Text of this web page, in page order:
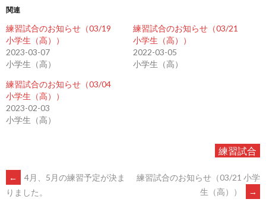
有
(新
し
い
ウ
ィ
ド
ウ
で
開
き
ま
リ
ッ
ク
さ
い
(新
き
ま
関連
練習試合のお知らせ（03/19
小学生（高））
2023-03-07
小学生（高）
練習試合のお知らせ（03/21
小学生（高））
2022-03-05
小学生（高）
練習試合のお知らせ（03/04
小学生（高））
2023-02-03
小学生（高）
練習試合
POST
←
4月、5月の練習予定が決ま
りました。
練習試合のお知らせ（03/21 小学
生（高））
→